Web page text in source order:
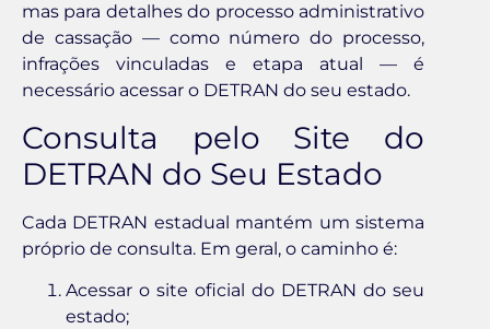
mas para detalhes do processo administrativo
de cassação — como número do processo,
infrações vinculadas e etapa atual — é
necessário acessar o DETRAN do seu estado.
Consulta pelo Site do
DETRAN do Seu Estado
Cada DETRAN estadual mantém um sistema
próprio de consulta. Em geral, o caminho é:
Acessar o site oficial do DETRAN do seu
estado;